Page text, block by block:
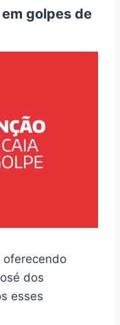
golpes de
oferecendo
dos
esses